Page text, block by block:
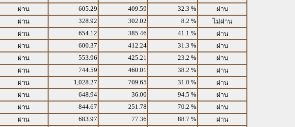
ผ่าน 605.29 409.59 32.3 %
ผ่าน
ผ่าน 328.92 302.02 8.2 %
ไม่ผ่าน
ผ่าน 654.12 385.46 41.1 %
ผ่าน
ผ่าน 600.37 412.24 31.3 %
ผ่าน
ผ่าน 553.96 425.21 23.2 %
ผ่าน
ผ่าน 744.59 460.01 38.2 %
ผ่าน
ผ่าน 1,028.27 709.65 31.0 %
ผ่าน
ผ่าน 648.94 36.00 94.5 %
ผ่าน
ผ่าน 844.67 251.78 70.2 %
ผ่าน
ผ่าน 683.97 77.36 88.7 %
ผ่าน